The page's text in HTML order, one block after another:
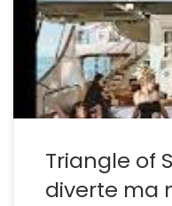
parte, l’ispirazione, la
un valida alleata della
ultima fatica Triangle
Triangle of
diverte ma